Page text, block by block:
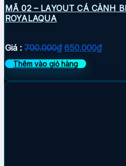
MÃ 02 – LAYOUT CÁ CẢNH
ROYALAQUA
Giá : 700.000₫ Giá
gốc
là:
700.000₫.
650.000₫Giá
là:
Thêm vào giỏ hàng